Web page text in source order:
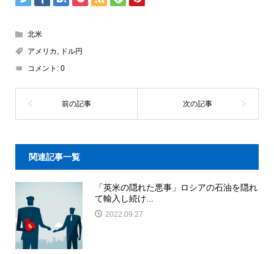
北米
アメリカ
ドル円
コメント: 0
関連記事一覧
「英米の隠れた悪事」ロシアの石油を隠れ
て輸入し続け...
2022.09.27